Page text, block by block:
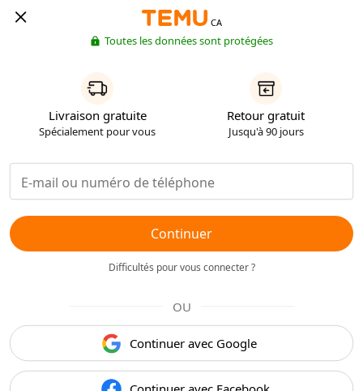
CA
Toutes les données sont protégées
Livraison gratuite
Spécialement pour vous
Retour gratuit
Jusqu'à 90 jours
Continuer
Difficultés pour vous connecter ?
OU
Continuer avec Google